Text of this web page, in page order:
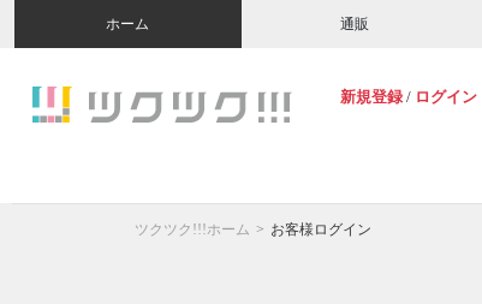
ホーム 通販
新規登録 / ログイン
ツクツク!!!ホーム お客様ログイン